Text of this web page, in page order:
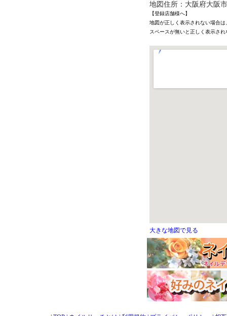
地図住所：大阪府大阪
【登録店舗様へ】
地図が正しく表示されない場合
スペースが無いと正しく表示さ
大きな地図で見る